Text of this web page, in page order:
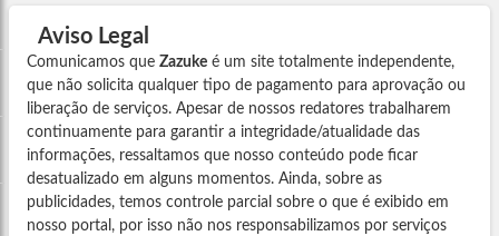
Aviso Legal
Comunicamos que Zazuke é um site totalmente independente,
que não solicita qualquer tipo de pagamento para aprovação ou
liberação de serviços. Apesar de nossos redatores trabalharem
continuamente para garantir a integridade/atualidade das
informações, ressaltamos que nosso conteúdo pode ficar
desatualizado em alguns momentos. Ainda, sobre as
publicidades, temos controle parcial sobre o que é exibido em
nosso portal, por isso não nos responsabilizamos por serviços